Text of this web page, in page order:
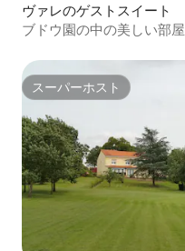
ヴァレのゲストスイート
ブドウ園の中の美しい部屋
スーパーホスト
スーパーホスト